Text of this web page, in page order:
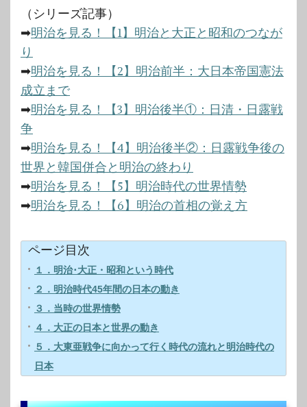
（シリーズ記事）
➡明治を見る！【1】明治と大正と昭和のつなが
り
➡明治を見る！【2】明治前半：大日本帝国憲法
成立まで
➡明治を見る！【3】明治後半①：日清・日露戦
争
➡明治を見る！【4】明治後半②：日露戦争後の
世界と韓国併合と明治の終わり
➡明治を見る！【5】明治時代の世界情勢
➡明治を見る！【6】明治の首相の覚え方
ページ目次
１．明治･大正・昭和という時代
２．明治時代45年間の日本の動き
３．当時の世界情勢
４．大正の日本と世界の動き
５．大東亜戦争に向かって行く時代の流れと明治時代の
日本